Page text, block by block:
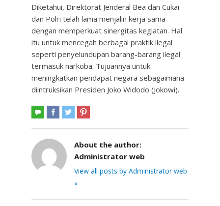
Diketahui, Direktorat Jenderal Bea dan Cukai
dan Polri telah lama menjalin kerja sama
dengan memperkuat sinergitas kegiatan. Hal
itu untuk mencegah berbagai praktik ilegal
seperti penyelundupan barang-barang ilegal
termasuk narkoba. Tujuannya untuk
meningkatkan pendapat negara sebagaimana
diintruksikan Presiden Joko Widodo (Jokowi).
About the author:
Administrator web
View all posts by Administrator web
»